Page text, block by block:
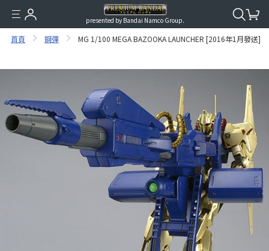
presented by Bandai Namco Group.
首頁 鋼彈 MG 1/100 MEGA BAZOOKA LAUNCHER [2016年1月發送]